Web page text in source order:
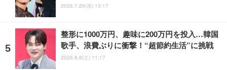
2026.7.29(水) 13:17
整形に1000万円、趣味に200万円を投入…韓国
歌手、浪費ぶりに衝撃！“超節約生活”に挑戦
2026.8.8(土) 11:17